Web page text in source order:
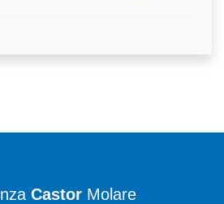
Castor Molare